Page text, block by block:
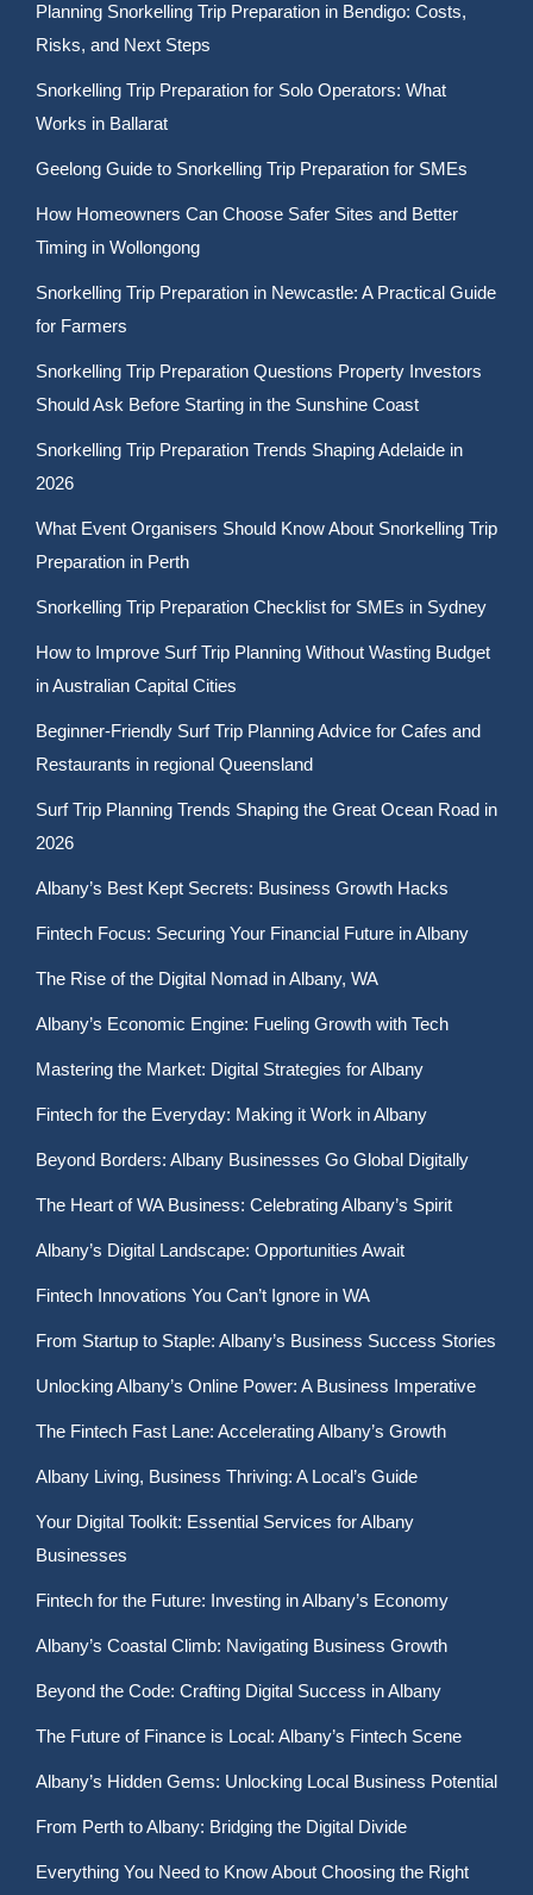
Planning Snorkelling Trip Preparation in Bendigo: Costs,
Risks, and Next Steps
Snorkelling Trip Preparation for Solo Operators: What
Works in Ballarat
Geelong Guide to Snorkelling Trip Preparation for SMEs
How Homeowners Can Choose Safer Sites and Better
Timing in Wollongong
Snorkelling Trip Preparation in Newcastle: A Practical Guide
for Farmers
Snorkelling Trip Preparation Questions Property Investors
Should Ask Before Starting in the Sunshine Coast
Snorkelling Trip Preparation Trends Shaping Adelaide in
2026
What Event Organisers Should Know About Snorkelling Trip
Preparation in Perth
Snorkelling Trip Preparation Checklist for SMEs in Sydney
How to Improve Surf Trip Planning Without Wasting Budget
in Australian Capital Cities
Beginner-Friendly Surf Trip Planning Advice for Cafes and
Restaurants in regional Queensland
Surf Trip Planning Trends Shaping the Great Ocean Road in
2026
Albany’s Best Kept Secrets: Business Growth Hacks
Fintech Focus: Securing Your Financial Future in Albany
The Rise of the Digital Nomad in Albany, WA
Albany’s Economic Engine: Fueling Growth with Tech
Mastering the Market: Digital Strategies for Albany
Fintech for the Everyday: Making it Work in Albany
Beyond Borders: Albany Businesses Go Global Digitally
The Heart of WA Business: Celebrating Albany’s Spirit
Albany’s Digital Landscape: Opportunities Await
Fintech Innovations You Can’t Ignore in WA
From Startup to Staple: Albany’s Business Success Stories
Unlocking Albany’s Online Power: A Business Imperative
The Fintech Fast Lane: Accelerating Albany’s Growth
Albany Living, Business Thriving: A Local’s Guide
Your Digital Toolkit: Essential Services for Albany
Businesses
Fintech for the Future: Investing in Albany’s Economy
Albany’s Coastal Climb: Navigating Business Growth
Beyond the Code: Crafting Digital Success in Albany
The Future of Finance is Local: Albany’s Fintech Scene
Albany’s Hidden Gems: Unlocking Local Business Potential
From Perth to Albany: Bridging the Digital Divide
Everything You Need to Know About Choosing the Right